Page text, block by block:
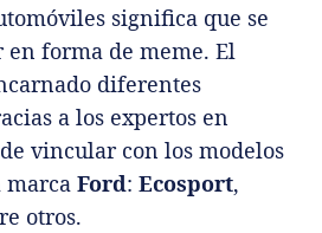
significa que se
forma de meme. El
diferentes
a los expertos en
vincular con los modelos
marca Ford: Ecosport,
otros.